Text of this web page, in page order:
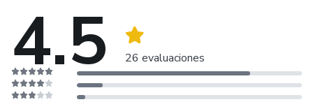
4.5 26 evaluaciones